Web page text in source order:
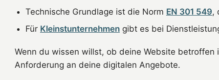
Technische Grundlage ist die Norm EN 301 549,
Für Kleinstunternehmengibt es bei
Wenn du wissen willst, ob deine Website
Anforderung an deine digitalen Angebote.